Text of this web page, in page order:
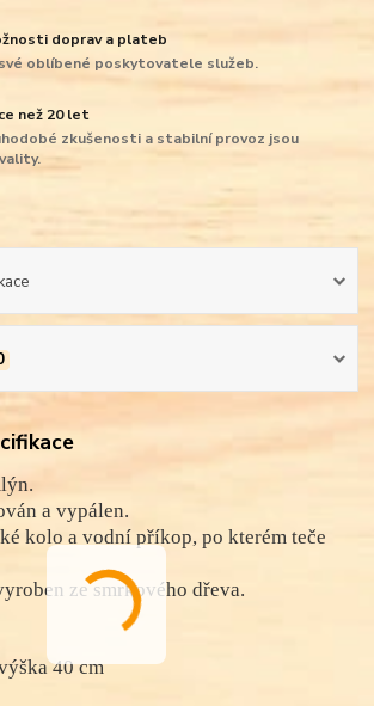
doprav a plateb
oblíbené poskytovatele služeb.
než 20 let
zkušenosti a stabilní provoz jsou
a vypálen.
kolo a vodní příkop, po kterém teče
ze smrkového dřeva.
40 cm